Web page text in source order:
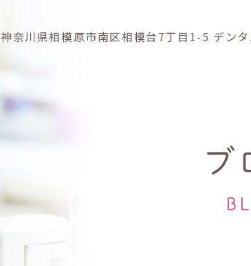
神奈川県相模原市南区相模台7丁目1-5 デン
ブ